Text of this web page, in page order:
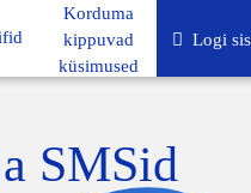
Korduma
kippuvad
küsimused
Logi
SMSid